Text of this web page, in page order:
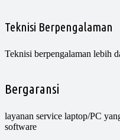
Teknisi Berpengalaman
Teknisi berpengalaman lebih
Bergaransi
layanan service laptop/PC
software